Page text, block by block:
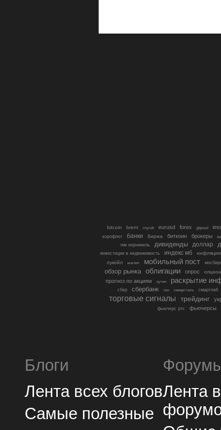
bitcoin brent cnyrub eurusd forex gbpusd
аэрофлот банки биржа биткоин брокеры
гмк норникель
дивиденды доллар
инвестиции в недвижимость индекс мб
инфляция
лукойл
магнит мобильный пост
обзор рынка облигации опрос
прогноз по акциям путин раскрытие
сбер сбербанк сво северсталь смартлаб
торговые сигналы трейдинг
фьючерс ртс фьючерсы
Блоги
Лента всех блогов
Самые полезные
Лента